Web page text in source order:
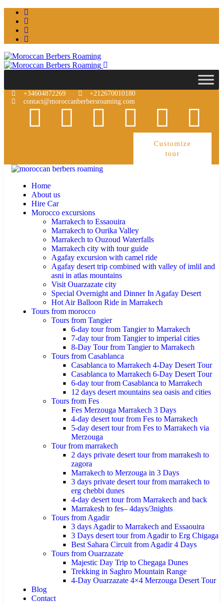
+34604872269
+212670010180
contact@moroccanberbersroaming.com
Customize
tour
Home
About us
Hire Car
Morocco excursions
Marrakech to Essaouira
Marrakech to Ourika Valley
Marrakech to Ouzoud Waterfalls
Marrakech city with tour guide
Agafay excursion with camel ride
Agafay desert trip combined with valley of imlil and
asni in atlas mountains
Visit Ouarzazate city
Special Overnight and Dinner In Agafay Desert
Hot Air Balloon Ride in Marrakech
Tours from morocco
Tours from Tangier
6-day tour from Tangier to Marrakech
7-day tour from Tangier to imperial cities
8-Day Tour from Tangier to Marrakech
Tours from Casablanca
Casablanca to Marrakech 4-Day Desert Tour
Casablanca to Marrakech 6-Day Desert Tour
6-day tour from Casablanca to Marrakech
12 days desert mountains sea oasis and cities
Tours from Fes
Fes Merzouga Marrakech 3 Days
4-day desert tour from Fes to Marrakech
5-day desert tour from Fes to Marrakech via
Merzouga
Tour from marrakech
2 days private desert tour from marrakesh to
zagora
Marrakech to Merzouga in 3 Days
3 days private desert tour from marrakech to
erg chebbi dunes
4-day desert tour from Marrakech and back
Marrakesh to fes– 4days/3nights
Tours from Agadir
3 days Agadir to Marrakech and Essaouira
3 Days desert tour from Agadir to Erg Chigaga
Best Sahara Circuit from Agadir 4 Days
Tours from Ouarzazate
Majestic Day Trip to Chegaga Dunes
Trekking in Saghro Mountain Range
4-Day Ouarzazate 4×4 Merzouga Desert Tour
Blog
Contact